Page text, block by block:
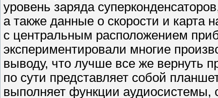
уровень заряда
а также данные о скорости и карта
с центральным расположением
экспериментировали многие
выводу, что лучше все же вернуть
по сути представляет собой
выполняет функции аудиосистемы,